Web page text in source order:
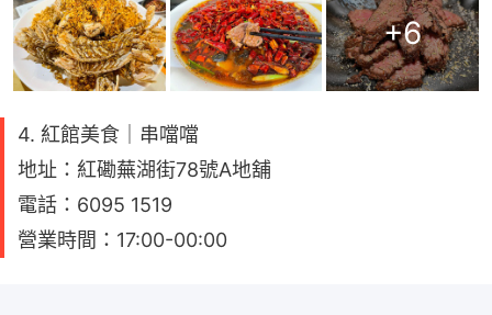
+6
4. 紅館美食｜串噹噹
地址：紅磡蕪湖街78號A地舖
電話：6095 1519
營業時間：17:00-00:00